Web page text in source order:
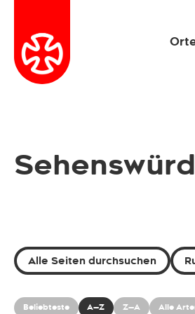
Alle Seiten durchsuchen
Beliebteste A—Z Z—A Alle